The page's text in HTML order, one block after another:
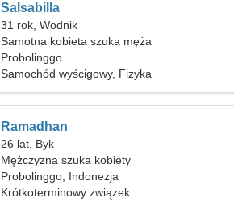
Salsabilla
31 rok, Wodnik
Samotna kobieta szuka męża
Probolinggo
Samochód wyścigowy, Fizyka
Ramadhan
26 lat, Byk
Mężczyzna szuka kobiety
Probolinggo, Indonezja
Krótkoterminowy związek